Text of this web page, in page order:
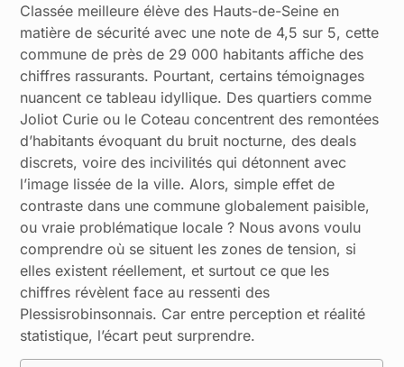
Classée meilleure élève des Hauts-de-Seine en
matière de sécurité avec une note de 4,5 sur 5, cette
commune de près de 29 000 habitants affiche des
chiffres rassurants. Pourtant, certains témoignages
nuancent ce tableau idyllique. Des quartiers comme
Joliot Curie ou le Coteau concentrent des remontées
d’habitants évoquant du bruit nocturne, des deals
discrets, voire des incivilités qui détonnent avec
l’image lissée de la ville. Alors, simple effet de
contraste dans une commune globalement paisible,
ou vraie problématique locale ? Nous avons voulu
comprendre où se situent les zones de tension, si
elles existent réellement, et surtout ce que les
chiffres révèlent face au ressenti des
Plessisrobinsonnais. Car entre perception et réalité
statistique, l’écart peut surprendre.